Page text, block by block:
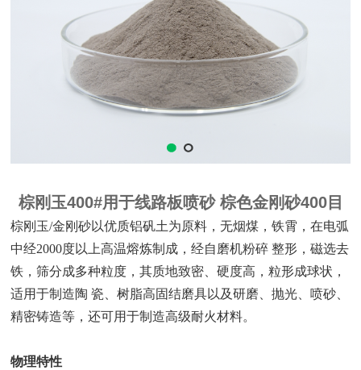
棕刚玉400#用于线路板喷砂 棕色金刚砂400目
棕刚玉/金刚砂以优质铝矾土为原料，无烟煤，铁霄，在电弧
中经2000度以上高温熔炼制成，经自磨机粉碎 整形，磁选去
铁，筛分成多种粒度，其质地致密、硬度高，粒形成球状，
适用于制造陶 瓷、树脂高固结磨具以及研磨、抛光、喷砂、
精密铸造等，还可用于制造高级耐火材料。
物理特性